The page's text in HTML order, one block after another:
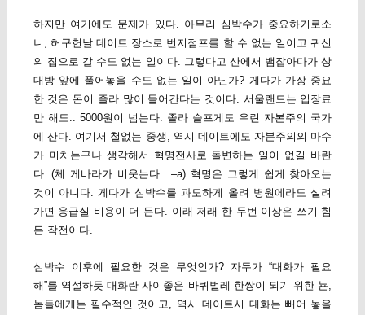
하지만 여기에도 문제가 있다. 아무리 심박수가 중요하기로소
니, 허구헌날 데이트 장소로 번지점프를 할 수 없는 일이고 귀신
의 집으로 갈 수도 없는 일이다. 그렇다고 산에서 뱀잡아다가 상
대방 앞에 풀어놓을 수도 없는 일이 아닌가? 게다가 가장 중요
한 것은 돈이 졸라 많이 들어간다는 것이다. 서울랜드는 입장료
만 해도.. 5000원이 넘는다. 졸라 슬프게도 우린 자본주의 국가
에 산다. 여기서 철없는 중생, 역시 데이트에도 자본주의의 마수
가 미치는구나 생각해서 혁명전사로 돌변하는 일이 없길 바란
다. (체 게바라가 비웃는다.. –a) 혁명은 그렇게 쉽게 찾아오는
것이 아니다. 게다가 심박수를 과도하게 올려 병원에라도 실려
가면 응급실 비용이 더 든다. 이래 저래 한 두번 이상은 쓰기 힘
든 작전이다.
심박수 이후에 필요한 것은 무엇인가? 자두가 “대화가 필요
해”를 역설하듯 대화란 사이좋은 바퀴벌레 한쌍이 되기 위한 뇬,
놈들에게는 필수적인 것이고, 역시 데이트시 대화는 빼어 놓을